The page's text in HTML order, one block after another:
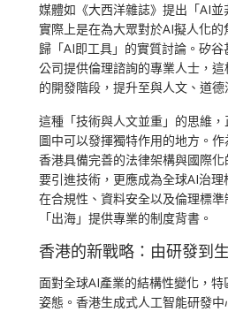
媒體如《大西洋雜誌》提出「AI並
實際上是在為大眾對於AI擬人化
歸「AI即工具」的實質討論。矽
公司提供倫理諮詢的專業人士，
的開發階段，提升至與人文、道德
這種「技術與人文並重」的思維
圖中可以發揮獨特作用的地方。作
香港具備完善的法律架構與國際
要引進技術，更應成為全球AI治理
在合規性、資料安全以及倫理標
「出海」提供專業的制度背書。
香港的新戰略：由研發到
面對全球AI產業的結構性變化，
姿態。香港生成式人工智能研發